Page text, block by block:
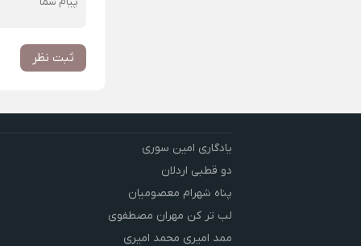
ثبت نظر
یادگاری امین سوری
دو قطبی اردلان
پناه شهرام معصومیان
لب تر کن مهران مصطفوی
ممد امیری محمد امیری